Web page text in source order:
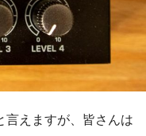
言えますが、皆さんは